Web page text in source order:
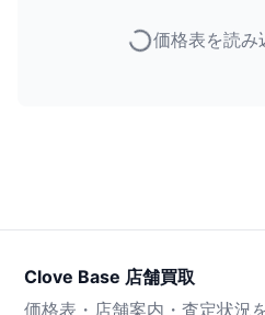
価格表を読み
Clove Base 店舗買取
価格表・店舗案内・査定状況